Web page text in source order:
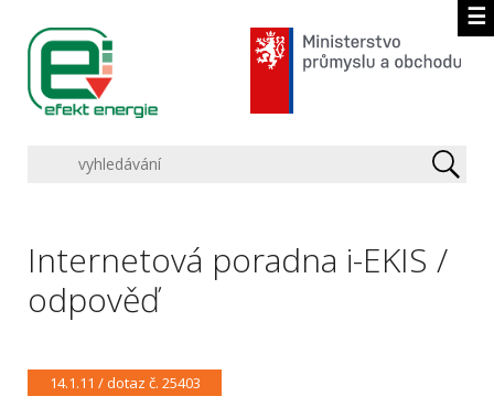
☰
Internetová poradna i-EKIS /
odpověď
14.1.11 / dotaz č. 25403